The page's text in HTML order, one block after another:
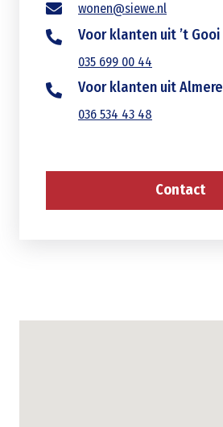
wonen@siewe.nl
Voor klanten uit ’t Gooi
035 699 00 44
Voor klanten uit Almere
036 534 43 48
Contact